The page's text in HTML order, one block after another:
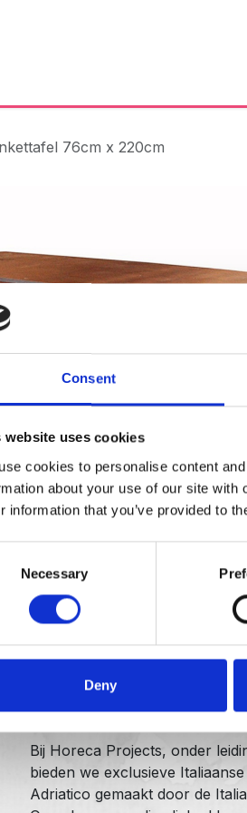
Consent
website uses cookies
cookies to personalise content
about your use of our site
information that you’ve provided to
Necessary
Deny
76cm x 220cm
Over ons
Bij Horeca Projects, onder
bieden we exclusieve
Adriatico gemaakt door de